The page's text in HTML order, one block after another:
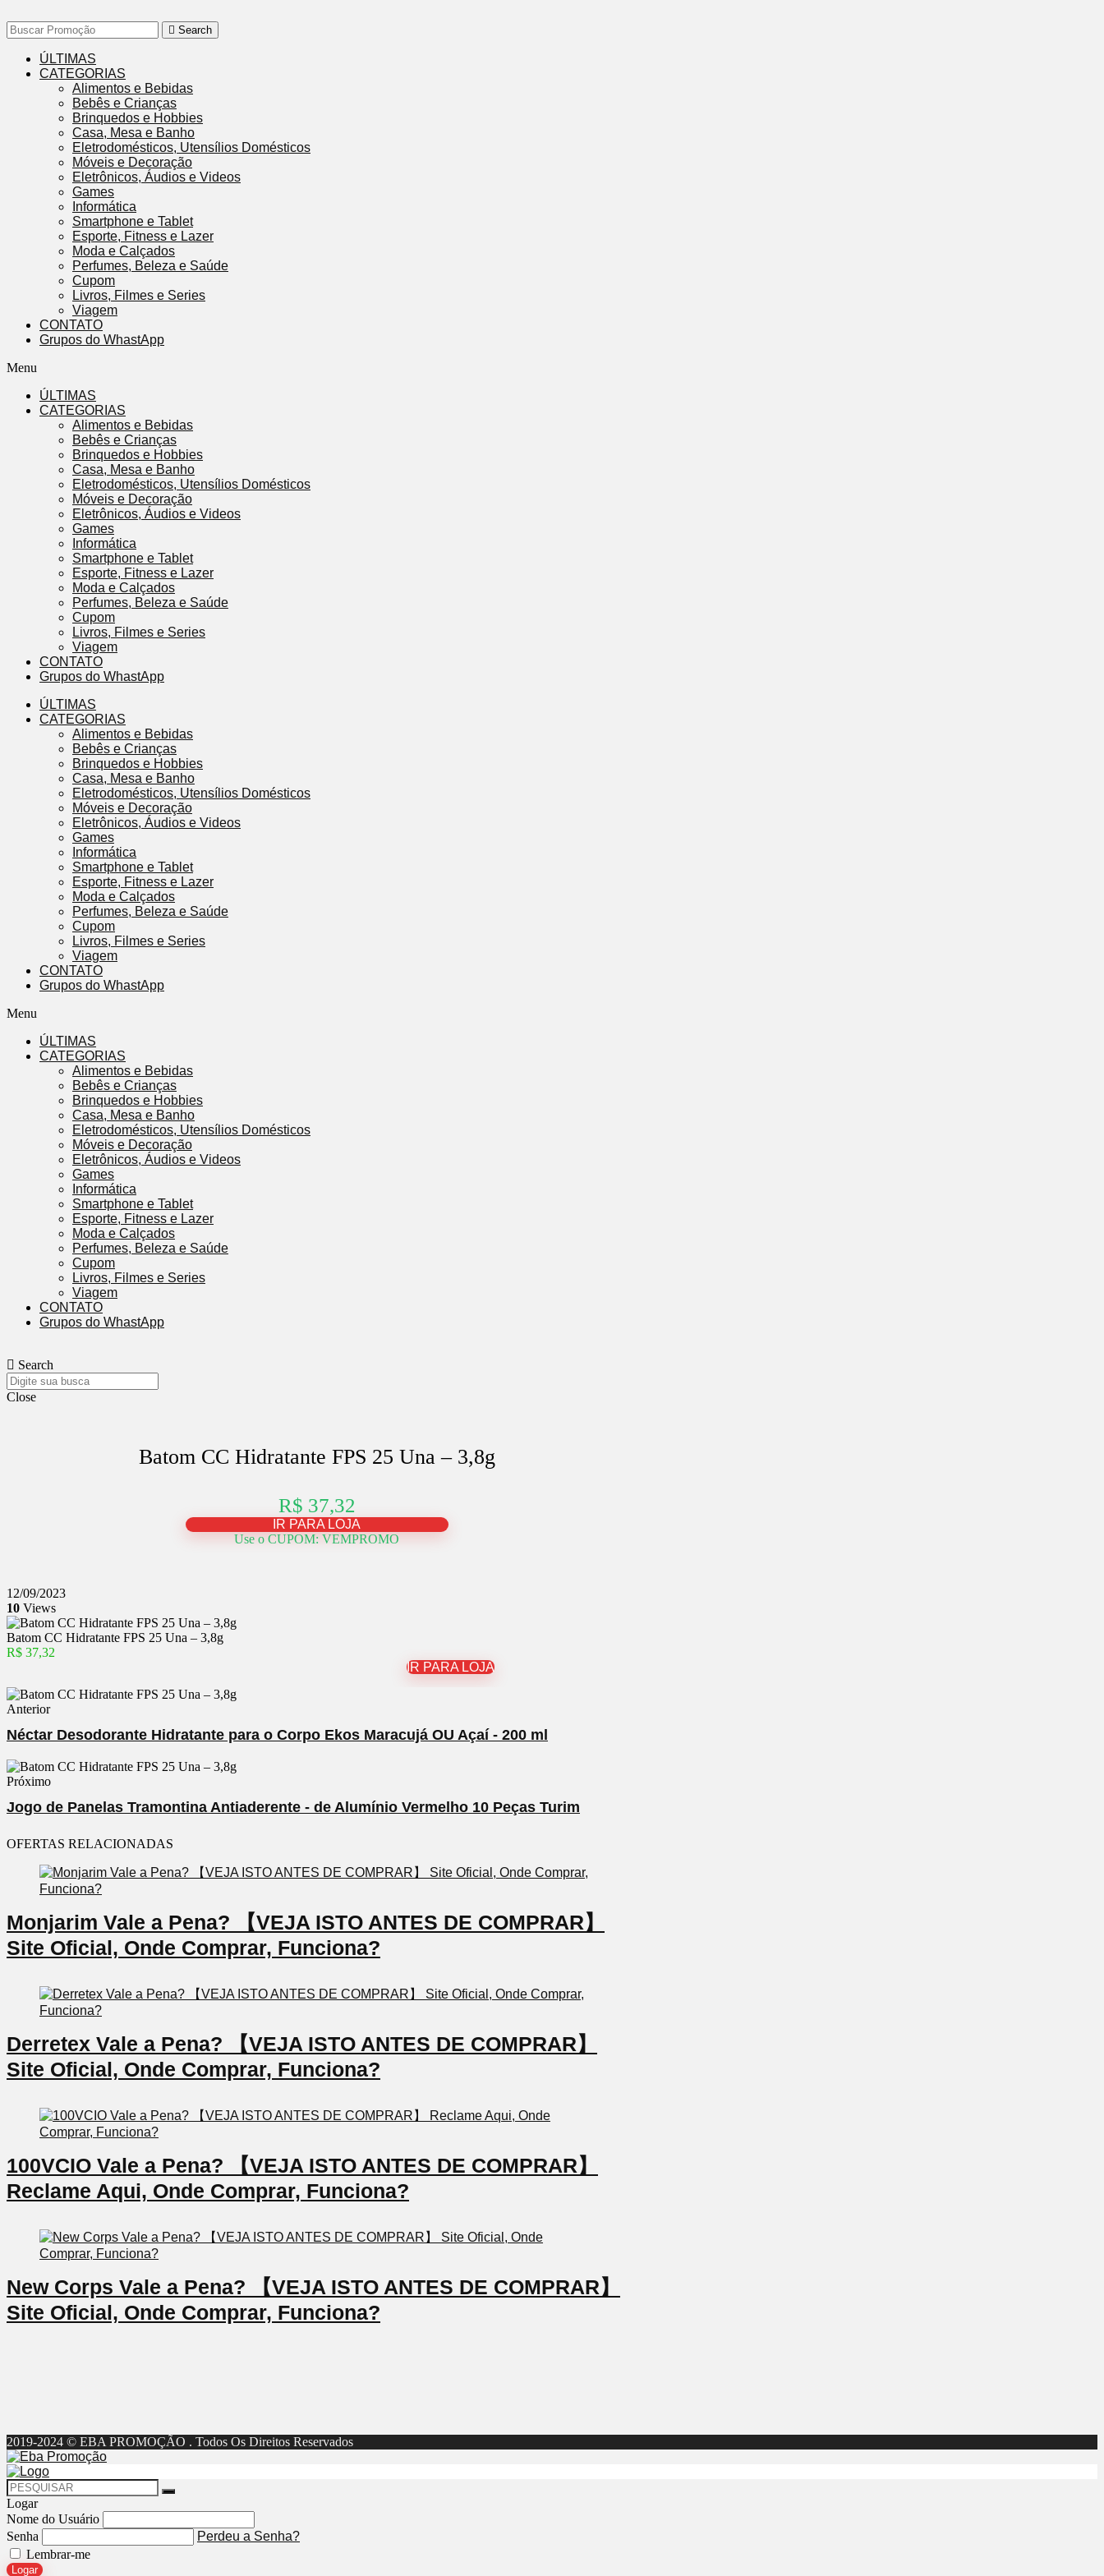
Search
ÚLTIMAS
CATEGORIAS
Alimentos e Bebidas
Bebês e Crianças
Brinquedos e Hobbies
Casa, Mesa e Banho
Eletrodomésticos, Utensílios Domésticos
Móveis e Decoração
Eletrônicos, Áudios e Videos
Games
Informática
Smartphone e Tablet
Esporte, Fitness e Lazer
Moda e Calçados
Perfumes, Beleza e Saúde
Cupom
Livros, Filmes e Series
Viagem
CONTATO
Grupos do WhastApp
Menu
ÚLTIMAS
CATEGORIAS
Alimentos e Bebidas
Bebês e Crianças
Brinquedos e Hobbies
Casa, Mesa e Banho
Eletrodomésticos, Utensílios Domésticos
Móveis e Decoração
Eletrônicos, Áudios e Videos
Games
Informática
Smartphone e Tablet
Esporte, Fitness e Lazer
Moda e Calçados
Perfumes, Beleza e Saúde
Cupom
Livros, Filmes e Series
Viagem
CONTATO
Grupos do WhastApp
ÚLTIMAS
CATEGORIAS
Alimentos e Bebidas
Bebês e Crianças
Brinquedos e Hobbies
Casa, Mesa e Banho
Eletrodomésticos, Utensílios Domésticos
Móveis e Decoração
Eletrônicos, Áudios e Videos
Games
Informática
Smartphone e Tablet
Esporte, Fitness e Lazer
Moda e Calçados
Perfumes, Beleza e Saúde
Cupom
Livros, Filmes e Series
Viagem
CONTATO
Grupos do WhastApp
Menu
ÚLTIMAS
CATEGORIAS
Alimentos e Bebidas
Bebês e Crianças
Brinquedos e Hobbies
Casa, Mesa e Banho
Eletrodomésticos, Utensílios Domésticos
Móveis e Decoração
Eletrônicos, Áudios e Videos
Games
Informática
Smartphone e Tablet
Esporte, Fitness e Lazer
Moda e Calçados
Perfumes, Beleza e Saúde
Cupom
Livros, Filmes e Series
Viagem
CONTATO
Grupos do WhastApp
Search
Close
Batom CC Hidratante FPS 25 Una – 3,8g
R$ 37,32
IR PARA LOJA
Use o CUPOM: VEMPROMO
12/09/2023
10 Views
Batom CC Hidratante FPS 25 Una – 3,8g
R$ 37,32
IR PARA LOJA
Anterior
Néctar Desodorante Hidratante para o Corpo Ekos Maracujá OU Açaí - 200 ml
Próximo
Jogo de Panelas Tramontina Antiaderente - de Alumínio Vermelho 10 Peças Turim
OFERTAS RELACIONADAS
Monjarim Vale a Pena? 【VEJA ISTO ANTES DE COMPRAR】
Site Oficial, Onde Comprar, Funciona?
Derretex Vale a Pena? 【VEJA ISTO ANTES DE COMPRAR】
Site Oficial, Onde Comprar, Funciona?
100VCIO Vale a Pena? 【VEJA ISTO ANTES DE COMPRAR】
Reclame Aqui, Onde Comprar, Funciona?
New Corps Vale a Pena? 【VEJA ISTO ANTES DE COMPRAR】
Site Oficial, Onde Comprar, Funciona?
2019-2024 © EBA PROMOÇÃO . Todos Os Direitos Reservados
Logar
Nome do Usuário
Senha
Perdeu a Senha?
Lembrar-me
Logar